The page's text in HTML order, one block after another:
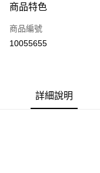
信用卡一次付款
超商取貨付款
街口支付
商品特色
商品編號
10055655
詳細說明